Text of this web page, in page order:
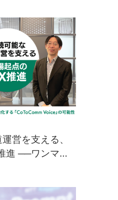
営を支える、
進 ──ワンマン